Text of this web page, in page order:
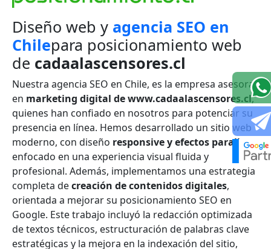
Diseño web y agencia SEO en
Chilepara posicionamiento web
de cadaalascensores.cl
Nuestra agencia SEO en Chile, es la empresa asesora
en marketing digital de www.cadaalascensores.cl,
quienes han confiado en nosotros para potenciar su
presencia en línea. Hemos desarrollado un sitio web
moderno, con diseño responsive y efectos parallax,
enfocado en una experiencia visual fluida y
profesional. Además, implementamos una estrategia
completa decreación de contenidos digitales,
orientada a mejorar su posicionamiento SEO en
Google. Este trabajo incluyó la redacción optimizada
de textos técnicos, estructuración de palabras clave
estratégicas y la mejora en la indexación del sitio,